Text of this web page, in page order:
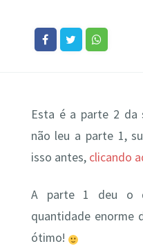
Esta é a parte 2 da
não leu a parte 1,
isso antes, clicando
A parte 1 deu o
quantidade enorme
ótimo!